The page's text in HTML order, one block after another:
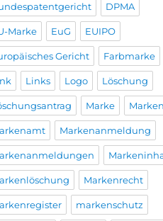
DPMA
Marke EuG EUIPO
Gericht Farbmarke
Links Logo Löschung
Marke Marken
Markenanmeldung
Markenrecht
markenschutz